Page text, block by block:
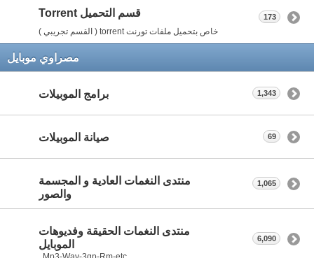
قسم التحميل Torrent
خاص بتحميل ملفات تورنت torrent ( القسم تجريبي )
173
مصراوي موبايل
برامج الموبيلات 1,343
صيانة الموبيلات 69
منتدى النغمات العادية و المجسمة
والصور
1,065
منتدى النغمات الحقيقة وفديوهات
الموبايل
6,090